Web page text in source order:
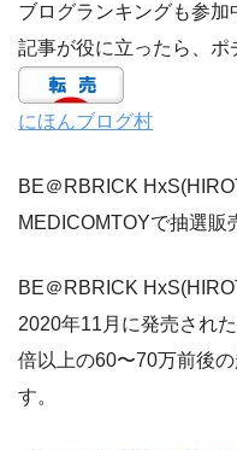
ブログランキングも参加
記事が役に立ったら、ポ
にほんブログ村
BE＠RBRICK
MEDICOMTOYで抽選販
BE＠RBRICK
2020年11月に発売され
倍以上の60〜70万前後
す。